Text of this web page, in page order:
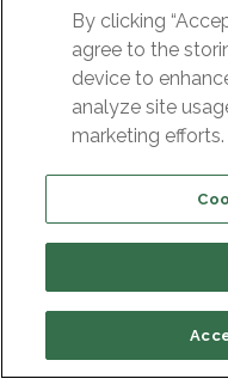
By clicking
agree to the
device to
analyze site
marketing efforts.